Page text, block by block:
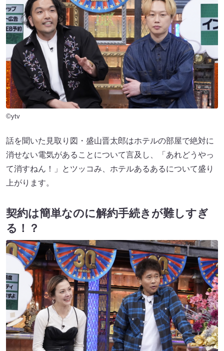
©ytv
話を聞いた見取り図・盛山晋太郎はホテルの部屋で絶対に
消せない電気があることについて言及し、「あれどうやっ
て消すねん！」とツッコみ、ホテルあるあるについて盛り
上がります。
契約は簡単なのに解約手続きが難しすぎ
る！？